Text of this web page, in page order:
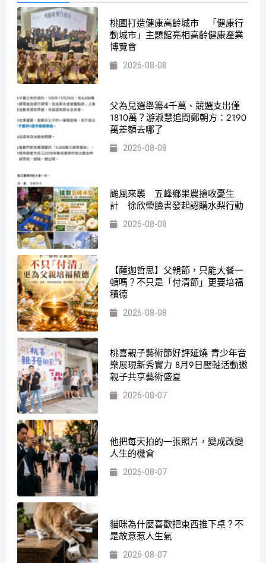
桃園打造健康高齡城市 「健康行
動城市」主題館亮相高齡健康產業
博覽會
2026-08-08
父為兒選舉籌4千萬、競選支出僅
1810萬？游淑慧追問鄭朝方：2190
萬差額去哪了
2026-08-08
颱風來襲 五峰鄉果農搶收憂生
計 徐欣瑩臉書發起認購水梨行動
2026-08-08
【薩迦哲思】父親節，只能大餐一
頓嗎？不只是「付清節」更要培福
積德
2026-08-08
桃喜親子藝術節好評延燒 青少年音
樂展現新秀實力 8月9日壓軸活動邀
親子共享藝術盛夏
2026-08-07
他把每天拍的一張照片，變成改變
人生的機會
2026-08-07
貓咪為什麼喜歡把東西推下桌？不
是故意惹人生氣
2026-08-07